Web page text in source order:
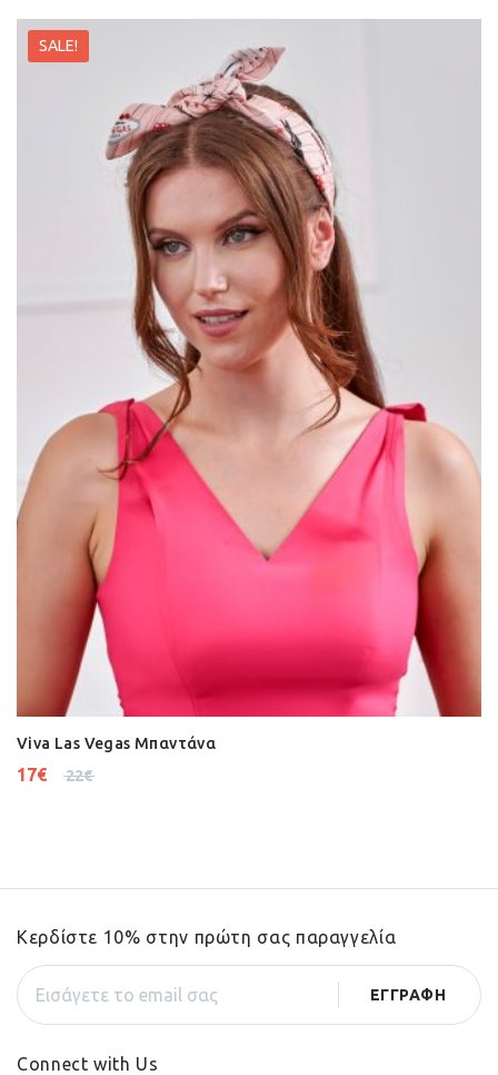
SALE!
Viva Las Vegas Μπαντάνα
22€
17€
Κερδίστε 10% στην πρώτη σας παραγγελία
Connect with Us